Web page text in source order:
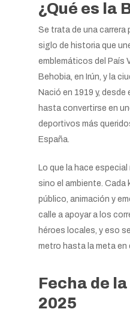
¿Qué es la
Se trata de una carrera
siglo de historia que
emblemáticos del País
Behobia, en Irún, y la
Nació en 1919 y,
hasta convertirse en
deportivos más
España.
Lo que la hace
sino el ambiente. Cada
público, animación y
calle a apoyar a los
héroes locales, y eso
metro hasta la meta en
Fecha de
2025